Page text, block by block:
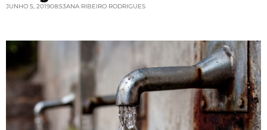
JUNHO 5, 201908:53ANA RIBEIRO RODRIGUES